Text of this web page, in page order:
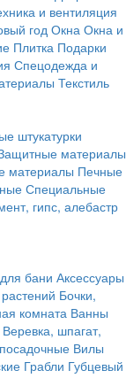
и вентиляция
годОкна Окна и
Плитка Подарки
Спецодежда и
Текстиль
штукатурки
материалы
Печные
Специальные
гипс, алебастр
бани Аксессуары
Бочки,
комната Ванны
Веревка, шпагат,
Вилы
Грабли Губцевый